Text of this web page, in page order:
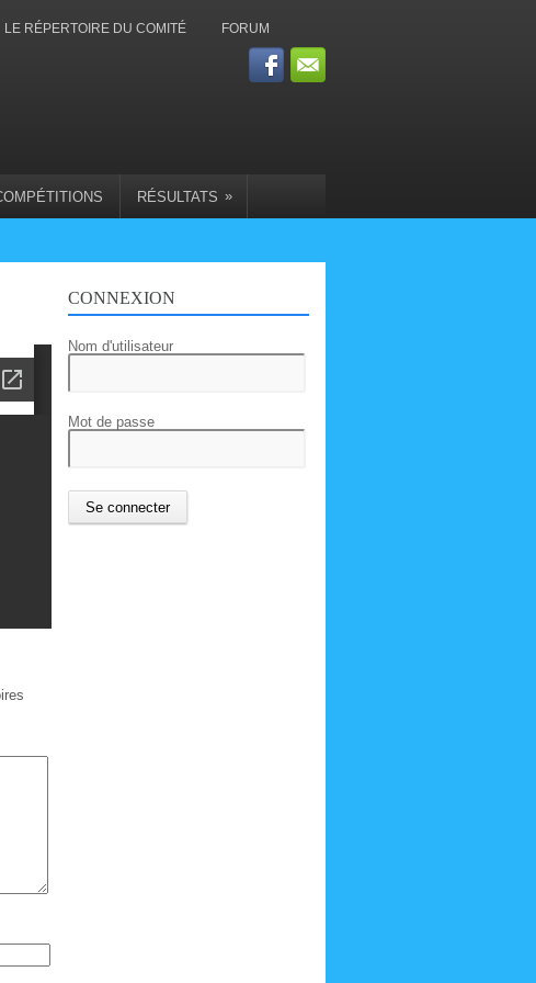
LE RÉPERTOIRE DU COMITÉ FORUM
RÉSULTATS »
CONNEXION
Nom d'utilisateur
Mot de passe